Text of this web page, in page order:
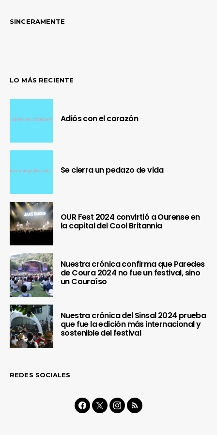
SINCERAMENTE
LO MÁS RECIENTE
Adiós con el corazón
Se cierra un pedazo de vida
OUR Fest 2024 convirtió a Ourense en
la capital del Cool Britannia
Nuestra crónica confirma que Paredes
de Coura 2024 no fue un festival, sino
un Couraíso
Nuestra crónica del Sinsal 2024 prueba
que fue la edición más internacional y
sostenible del festival
REDES SOCIALES